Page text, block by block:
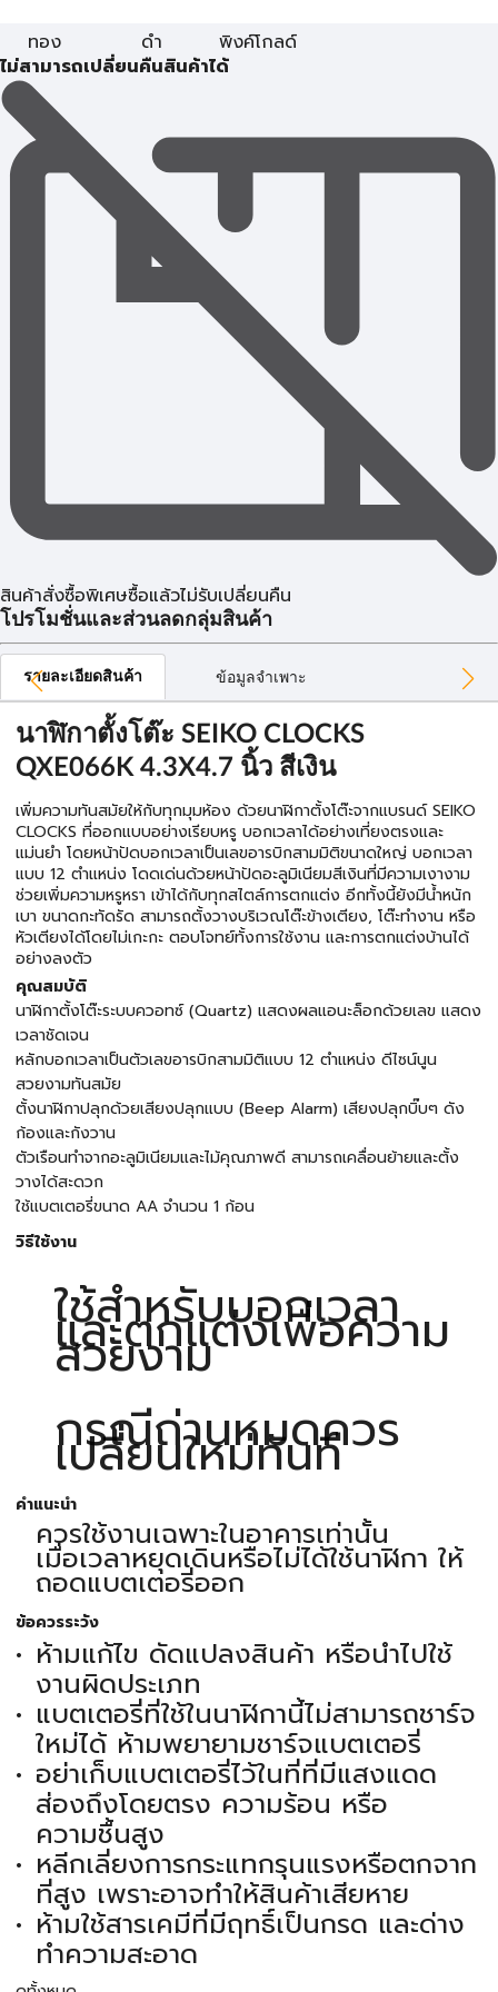
ทอง ดำ
พิงค์โกลด์
ไม่สามารถเปลี่ยนคืนสินค้าได้
สินค้าสั่งซื้อพิเศษซื้อแล้วไม่รับเปลี่ยนคืน
โปรโมชั่นและส่วนลดกลุ่มสินค้า
รายละเอียดสินค้า ข้อมูลจำเพาะ
นาฬิกาตั้งโต๊ะ SEIKO CLOCKS
QXE066K 4.3X4.7 นิ้ว สีเงิน
เพิ่มความทันสมัยให้กับทุกมุมห้อง ด้วยนาฬิกาตั้งโต๊ะจากแบรนด์ SEIKO
CLOCKS ที่ออกแบบอย่างเรียบหรู บอกเวลาได้อย่างเที่ยงตรงและ
แม่นยำ โดยหน้าปัดบอกเวลาเป็นเลขอารบิกสามมิติขนาดใหญ่ บอกเวลา
แบบ 12 ตำแหน่ง โดดเด่นด้วยหน้าปัดอะลูมิเนียมสีเงินที่มีความเงางาม
ช่วยเพิ่มความหรูหรา เข้าได้กับทุกสไตล์การตกแต่ง อีกทั้งนี้ยังมีน้ำหนัก
เบา ขนาดกะทัดรัด สามารถตั้งวางบริเวณโต๊ะข้างเตียง, โต๊ะทำงาน หรือ
หัวเตียงได้โดยไม่เกะกะ ตอบโจทย์ทั้งการใช้งาน และการตกแต่งบ้านได้
อย่างลงตัว
คุณสมบัติ
นาฬิกาตั้งโต๊ะระบบควอทซ์ (Quartz) แสดงผลแอนะล็อกด้วยเลข แสดง
เวลาชัดเจน
หลักบอกเวลาเป็นตัวเลขอารบิกสามมิติแบบ 12 ตำแหน่ง ดีไซน์นูน
สวยงามทันสมัย
ตั้งนาฬิกาปลุกด้วยเสียงปลุกแบบ (Beep Alarm) เสียงปลุกบิ๊บๆ ดัง
ก้องและกังวาน
ตัวเรือนทำจากอะลูมิเนียมและไม้คุณภาพดี สามารถเคลื่อนย้ายและตั้ง
วางได้สะดวก
ใช้แบตเตอรี่ขนาด AA จำนวน 1 ก้อน
วิธีใช้งาน
ใช้สำหรับบอกเวลา
และตกแต่งเพื่อความ
สวยงาม
กรณีถ่านหมดควร
เปลี่ยนใหม่ทันที
คำแนะนำ
ควรใช้งานเฉพาะในอาคารเท่านั้น
เมื่อเวลาหยุดเดินหรือไม่ได้ใช้นาฬิกา ให้
ถอดแบตเตอรี่ออก
ข้อควรระวัง
ห้ามแก้ไข ดัดแปลงสินค้า หรือนำไปใช้
งานผิดประเภท
แบตเตอรี่ที่ใช้ในนาฬิกานี้ไม่สามารถชาร์จ
ใหม่ได้ ห้ามพยายามชาร์จแบตเตอรี่
อย่าเก็บแบตเตอรี่ไว้ในที่ที่มีแสงแดด
ส่องถึงโดยตรง ความร้อน หรือ
ความชื้นสูง
หลีกเลี่ยงการกระแทกรุนแรงหรือตกจาก
ที่สูง เพราะอาจทำให้สินค้าเสียหาย
ห้ามใช้สารเคมีที่มีฤทธิ์เป็นกรด และด่าง
ทำความสะอาด